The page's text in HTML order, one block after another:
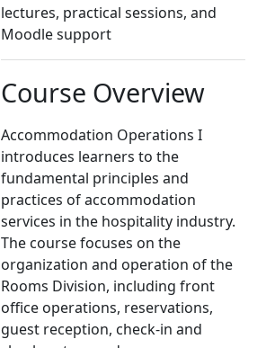
lectures, practical sessions, and
Moodle support
Course Overview
Accommodation Operations I
introduces learners to the
fundamental principles and
practices of accommodation
services in the hospitality industry.
The course focuses on the
organization and operation of the
Rooms Division, including front
office operations, reservations,
guest reception, check-in and